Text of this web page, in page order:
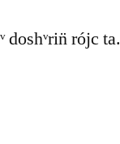
doshᵛrin̈ rójc ta.